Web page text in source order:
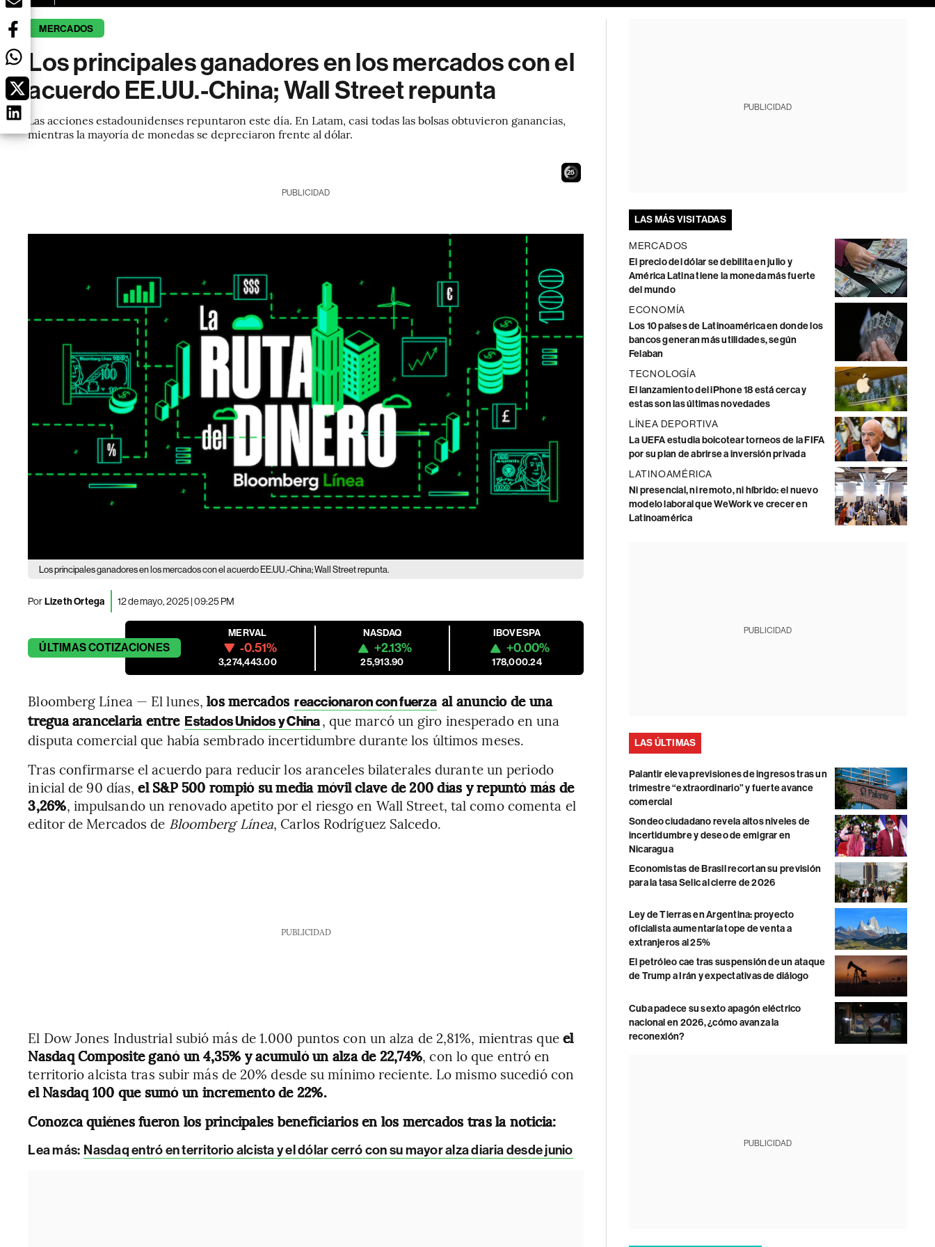
MERCADOS
Los principales ganadores en los mercados con el
acuerdo EE.UU.-China; Wall Street repunta
Las acciones estadounidenses repuntaron este día. En Latam, casi todas las bolsas obtuvieron ganancias,
mientras la mayoría de monedas se depreciaron frente al dólar.
24
PUBLICIDAD
Los principales ganadores en los mercados con el acuerdo EE.UU.-China; Wall Street repunta.
PorLizeth Ortega 12 de mayo, 2025 | 09:25 PM
ÚLTIMASCOTIZACIONES
MERVAL
-0.51%
3,274,443.00
NASDAQ
+2.13%
25,913.90
IBOVESPA
+0.00%
178,000.24
Bloomberg Línea — El lunes, los mercados reaccionaron con fuerza al anuncio de una
tregua arancelaria entre Estados Unidos y China, que marcó un giro inesperado en una
disputa comercial que había sembrado incertidumbre durante los últimos meses.
Tras confirmarse el acuerdo para reducir los aranceles bilaterales durante un periodo
inicial de 90 días,el S&P 500 rompió su media móvil clave de 200 días y repuntó más de
3,26%, impulsando un renovado apetito por el riesgo en Wall Street, tal como comenta el
editor de Mercados de Bloomberg Línea, Carlos Rodríguez Salcedo.
PUBLICIDAD
El Dow Jones Industrial subió más de 1.000 puntos con un alza de 2,81%, mientras queel
Nasdaq Composite ganó un 4,35% y acumuló un alza de 22,74%, con lo que entró en
territorio alcista tras subir más de 20% desde su mínimo reciente. Lo mismo sucedió con
el Nasdaq 100 que sumó un incremento de 22%.
Conozca quiénes fueron los principales beneficiarios en los mercados tras la noticia:
Lea más: Nasdaq entró en territorio alcista y el dólar cerró con su mayor alza diaria desde junio
PUBLICIDAD
LAS MÁS VISITADAS
MERCADOS
El precio del dólar se debilita en julio y
América Latina tiene la moneda más fuerte
del mundo
ECONOMÍA
Los 10 países de Latinoamérica en donde los
bancos generan más utilidades, según
Felaban
TECNOLOGÍA
El lanzamiento del iPhone 18 está cerca y
estas son las últimas novedades
LÍNEA DEPORTIVA
La UEFA estudia boicotear torneos de la FIFA
por su plan de abrirse a inversión privada
LATINOAMÉRICA
Ni presencial, ni remoto, ni híbrido: el nuevo
modelo laboral que WeWork ve crecer en
Latinoamérica
PUBLICIDAD
LAS ÚLTIMAS
Palantir eleva previsiones de ingresos tras un
trimestre “extraordinario” y fuerte avance
comercial
Sondeo ciudadano revela altos niveles de
incertidumbre y deseo de emigrar en
Nicaragua
Economistas de Brasil recortan su previsión
para la tasa Selic al cierre de 2026
Ley de Tierras en Argentina: proyecto
oficialista aumentaría tope de venta a
extranjeros al 25%
El petróleo cae tras suspensión de un ataque
de Trump a Irán y expectativas de diálogo
Cuba padece su sexto apagón eléctrico
nacional en 2026, ¿cómo avanza la
reconexión?
PUBLICIDAD